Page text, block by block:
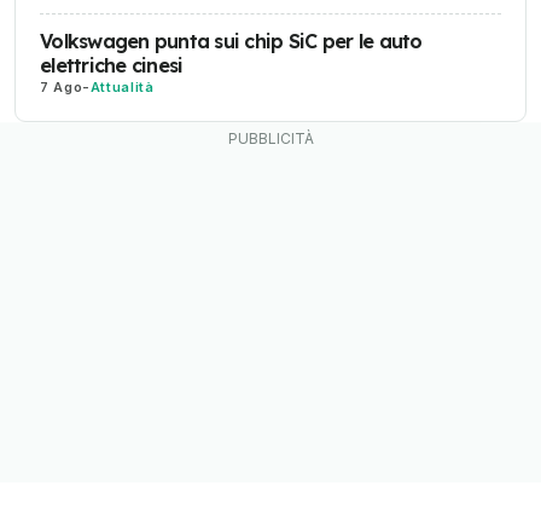
Volkswagen punta sui chip SiC per le auto
elettriche cinesi
7 Ago-Attualità